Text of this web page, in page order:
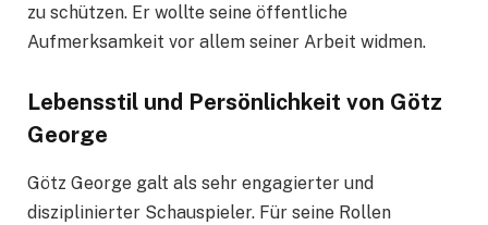
zu schützen. Er wollte seine öffentliche
Aufmerksamkeit vor allem seiner Arbeit widmen.
Lebensstil und Persönlichkeit von Götz
George
Götz George galt als sehr engagierter und
disziplinierter Schauspieler. Für seine Rollen